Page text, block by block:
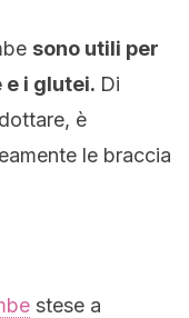
sono utili per
i glutei. Di
è
le braccia
stese a